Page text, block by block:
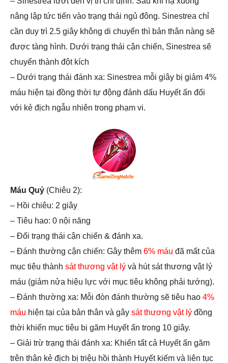
nâng lập tức tiến vào trạng thái ngủ đông. Sinestrea chỉ
cần duy trì 2.5 giây không di chuyển thì bản thân nàng sẽ
được tàng hình. Dưới trạng thái cận chiến, Sinestrea sẽ
chuyển thành đột kích
– Dưới trạng thái đánh xa: Sinestrea mỗi giây bị giảm 4%
máu hiện tại đồng thời tự động đánh dấu Huyết ấn đối
với kẻ địch ngẫu nhiên trong phạm vi.
Máu Quỷ (Chiêu 2):
– Hồi chiêu: 2 giây
– Tiêu hao: 0 nội năng
– Đổi trạng thái cận chiến & đánh xa.
– Đánh thường cận chiến: Gây thêm 6% máu đã mất của
mục tiêu thành sát thương vật lý và hút sát thương vật lý
máu (giảm nửa hiệu lực với mục tiêu không phải tướng).
– Đánh thường xa: Mỗi đòn đánh thường sẽ tiêu hao 4%
máu hiện tại của bản thân và gây sát thương vật lý đồng
thời khiến mục tiêu bị găm Huyết ấn trong 10 giây.
– Giải trừ trạng thái đánh xa: Khiến tất cả Huyết ấn găm
trên thân kẻ địch bị triệu hồi thành Huyết kiếm và liên tục